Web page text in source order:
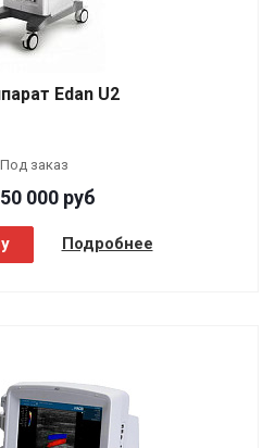
Edan U2
Под заказ
000 руб
Подробнее